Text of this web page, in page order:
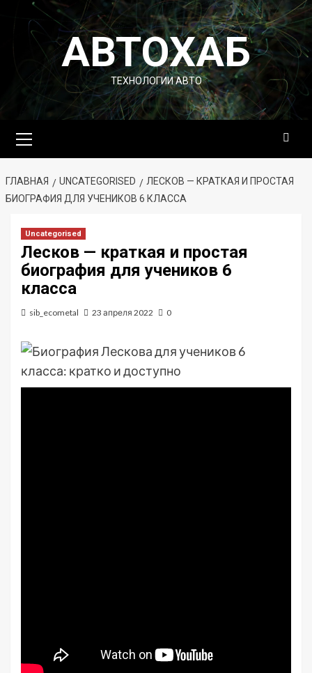
Перейти
содержимомуАВТОХАБ
ТЕХНОЛОГИИ АВТО
меню
ГЛАВНАЯ UNCATEGORISED
ЛЕСКОВ — КРАТКАЯ И ПРОСТАЯ
БИОГРАФИЯ ДЛЯ УЧЕНИКОВ 6 КЛАССА
Uncategorised
Лесков — краткая и простая
биография для учеников 6
класса
sib_ecometal 23 апреля 2022 0